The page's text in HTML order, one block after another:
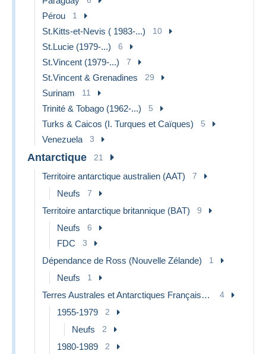
Pérou 1
St.Kitts-et-Nevis ( 1983-...) 10
St.Lucie (1979-...) 6
St.Vincent (1979-...) 7
St.Vincent & Grenadines 29
Surinam 11
Trinité & Tobago (1962-...) 5
Turks & Caicos (I. Turques et Caïques) 5
Venezuela 3
Antarctique 21
Territoire antarctique australien (AAT) 7
Neufs 7
Territoire antarctique britannique (BAT) 9
Neufs 6
FDC 3
Dépendance de Ross (Nouvelle Zélande) 1
Neufs 1
Terres Australes et Antarctiques Françaises (TAAF) 4
1955-1979 2
Neufs 2
1980-1989 2